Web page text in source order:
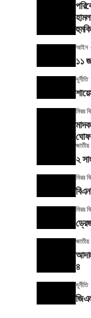
হুমকি
আইন
১১
দূর্নীতি
মিরর
জাতীয়
২
মিরর
মিরর
জাতীয়
৪
দূর্নীতি